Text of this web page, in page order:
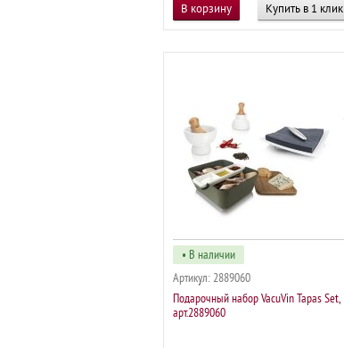
Купить в 1 клик
• В наличии
Артикул: 2889060
Подарочный набор VacuVin Tapas Set,
арт.2889060